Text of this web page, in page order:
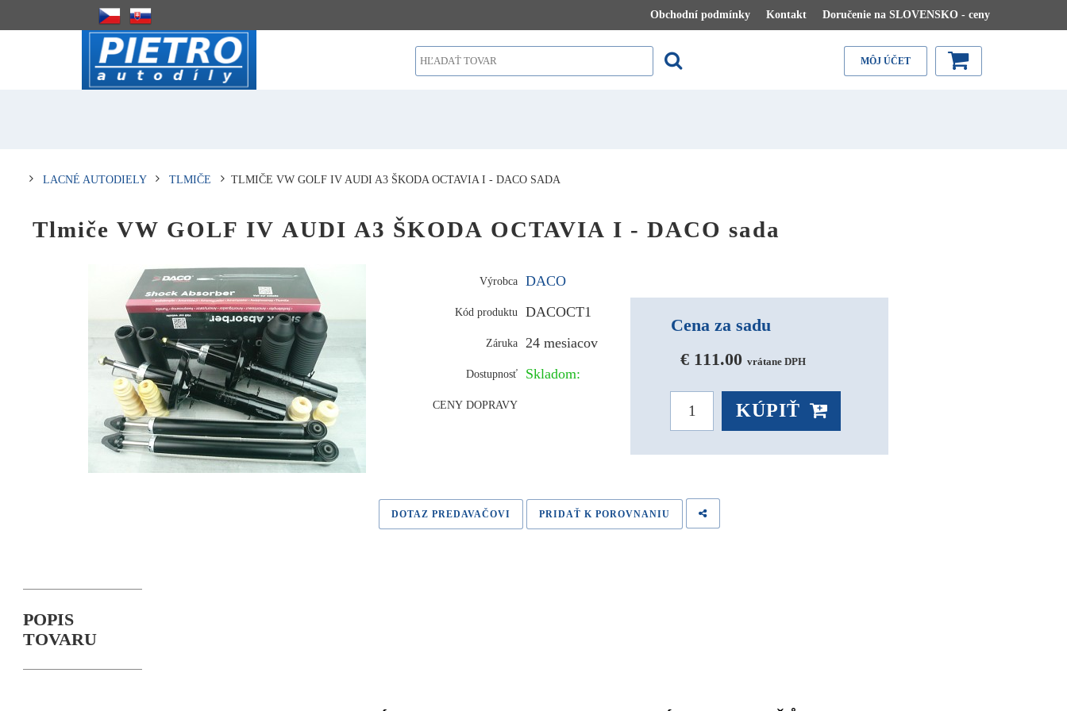
Obchodní podmínky Kontakt Doručenie na SLOVENSKO - ceny
MÔJ ÚČET
LACNÉ AUTODIELY TLMIČE TLMIČE VW GOLF IV AUDI A3 ŠKODA OCTAVIA I - DACO SADA
Tlmiče VW GOLF IV AUDI A3 ŠKODA OCTAVIA I - DACO sada
Výrobca DACO
Kód produktu DACOCT1
Záruka 24 mesiacov
Dostupnosť Skladom:
CENY DOPRAVY
Cena za sadu
€ 111.00 vrátane DPH
KÚPIŤ
DOTAZ PREDAVAČOVI PRIDAŤ K POROVNANIU
POPIS
TOVARU